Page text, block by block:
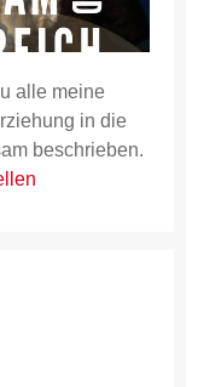
alle meine
in die
beschrieben.